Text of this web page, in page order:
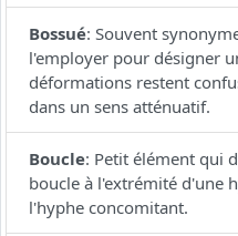
Bossué: Souvent
l'employer pour désigner
déformations restent
dans un sens atténuatif.
Boucle: Petit élément qui
boucle à l'extrémité d'une
l'hyphe concomitant.